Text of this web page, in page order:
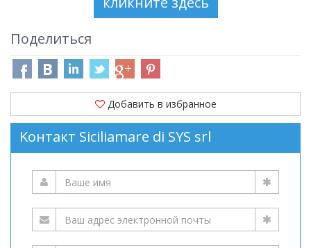
Поделиться
Добавить в избранное
Kонтакт Siciliamare di SYS srl